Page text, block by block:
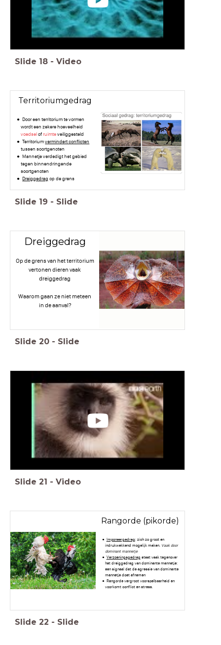
Slide 18 - Video
Territoriumgedrag
Door een territorium te vormen
wordt een zekere hoeveelheid
voedselofruimteveiliggesteld
Territoriumvermindert conflicten
tussen soortgenoten
Mannetje verdedigt het gebied
tegen binnendringende
soortgenoten
Dreiggedrag op de grens
Slide 19 - Slide
Dreiggedrag
Op de grens van het territorium
vertonen dieren vaak
dreiggedrag
Waarom gaan ze niet meteen
in de aanval?
Slide 20 - Slide
Slide 21 - Video
Rangorde (pikorde)
Imponeergedrag: zich zo groot en
indrukwekkend mogelijk maken. Vaak door
dominant mannetje
Verzoeningsgedrag staat vaak tegenover
het dreiggedrag van dominante mannetje:
een signaal dat de agressie van dominante
mannetje doet afnemen
Rangorde vergroot voorspelbaarheid en
voorkomt conflict en stress.
Slide 22 - Slide